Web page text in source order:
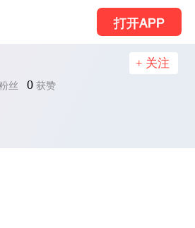
打开APP
丝 0 获赞
+ 关注